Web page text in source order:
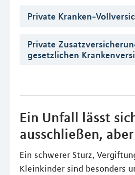
Private Kranken-
Private
gesetzlichen
Ein Unfall lässt
ausschließen,
Ein schwerer Sturz,
Kleinkinder sind besonders